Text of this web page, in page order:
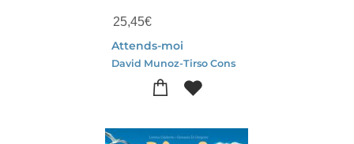
25,45€
Attends-moi
David Munoz-Tirso Cons